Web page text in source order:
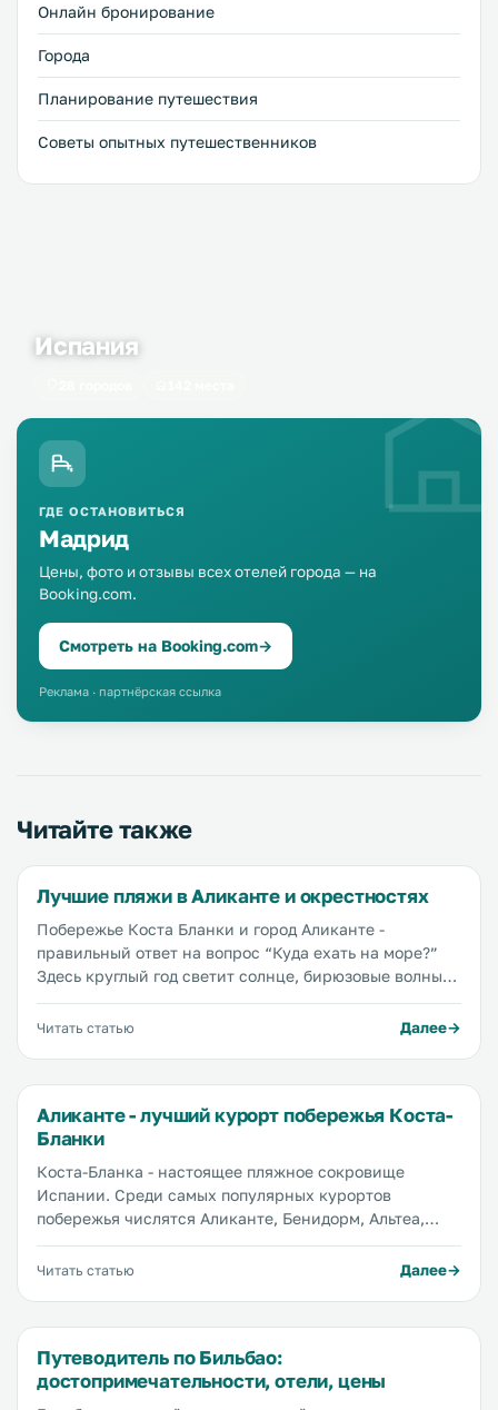
путешественники - за духом приключений, серфингисты
отдыхать в Биарриц, чем заняться в городе и сколько это
Онлайн бронирование
Города
Планирование путешествия
Советы опытных путешественников
Испания
ГДЕ ОСТАНОВИТЬСЯ
Мадрид
Цены, фото и отзывы всех отелей города — на
Booking.com.
Смотреть на Booking.com→
Реклама · партнёрская ссылка
Читайте также
Лучшие пляжи в Аликанте и окрестностях
Побережье Коста Бланки и город Аликанте -
правильный ответ на вопрос “Куда ехать на море?”
Здесь круглый год светит солнце, бирюзовые волны
Средиземного моря ласково накатывают на берег, на
берегу моря легко найти отель по хорошей цене,
искать самые красивые пляжи, где лучше купаться и
где удобнее загорать, а также где еще можно
отдохнуть на побережье Коста-Бланки, кроме
Аликанте.
Читать статью Далее
Аликанте - лучший курорт побережья Коста-
Бланки
Коста-Бланка - настоящее пляжное сокровище
Испании. Среди самых популярных курортов
побережья числятся Аликанте, Бенидорм, Альтеа,
Кальпе, Торревьеха. Сюда едут за лучшими в Испании
пляжами, в большинстве своем состоящими из
престижной пляжной награды Голубой флаг общей
протяженностью 220 км. Большинство пляжей Коста-
Бланки предлагают идеальный сервис, но есть и
Читать статью Далее
Путеводитель по Бильбао:
достопримечательности, отели, цены